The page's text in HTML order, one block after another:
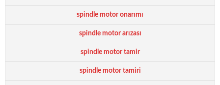
spindle motor onarımı
spindle motor arızası
spindle motor tamir
spindle motor tamiri